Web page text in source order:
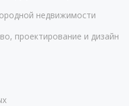
недвижимости
проектирование и дизайн